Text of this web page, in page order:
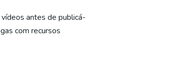
antes de publicá-
com recursos